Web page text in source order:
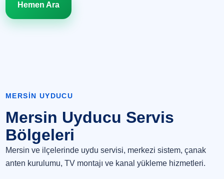
Hemen Ara
MERSIN UYDUCU
Mersin Uyducu Servis
Bölgeleri
Mersin ve ilçelerinde uydu servisi, merkezi sistem, çanak
anten kurulumu, TV montajı ve kanal yükleme hizmetleri.